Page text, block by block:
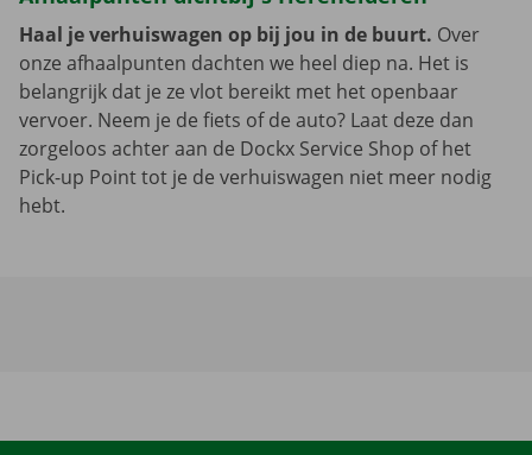
Haal je verhuiswagen op bij jou in de buurt. Over
onze afhaalpunten dachten we heel diep na. Het is
belangrijk dat je ze vlot bereikt met het openbaar
vervoer. Neem je de fiets of de auto? Laat deze dan
zorgeloos achter aan de Dockx Service Shop of het
Pick-up Point tot je de verhuiswagen niet meer nodig
hebt.